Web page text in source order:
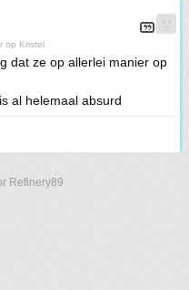
op Kristel
dat ze op allerlei manier op
al helemaal absurd
Refinery89